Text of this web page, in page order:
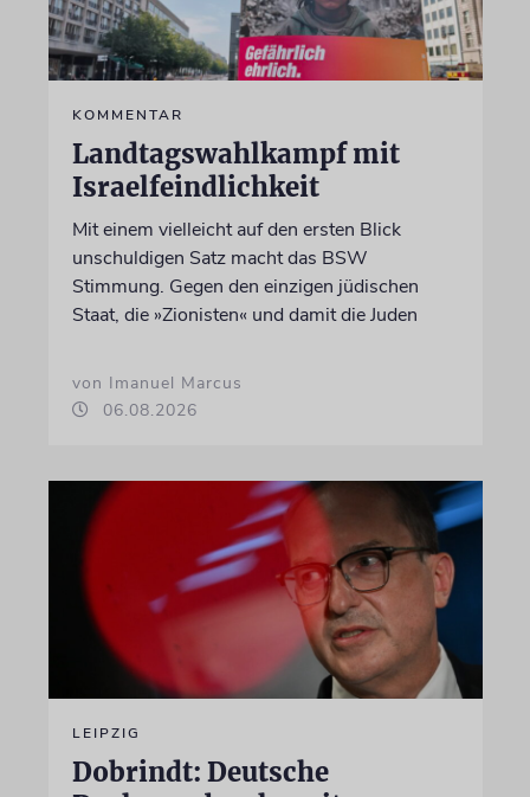
KOMMENTAR
Landtagswahlkampf mit
Israelfeindlichkeit
Mit einem vielleicht auf den ersten Blick
unschuldigen Satz macht das BSW
Stimmung. Gegen den einzigen jüdischen
Staat, die »Zionisten« und damit die Juden
von Imanuel Marcus
06.08.2026
LEIPZIG
Dobrindt: Deutsche